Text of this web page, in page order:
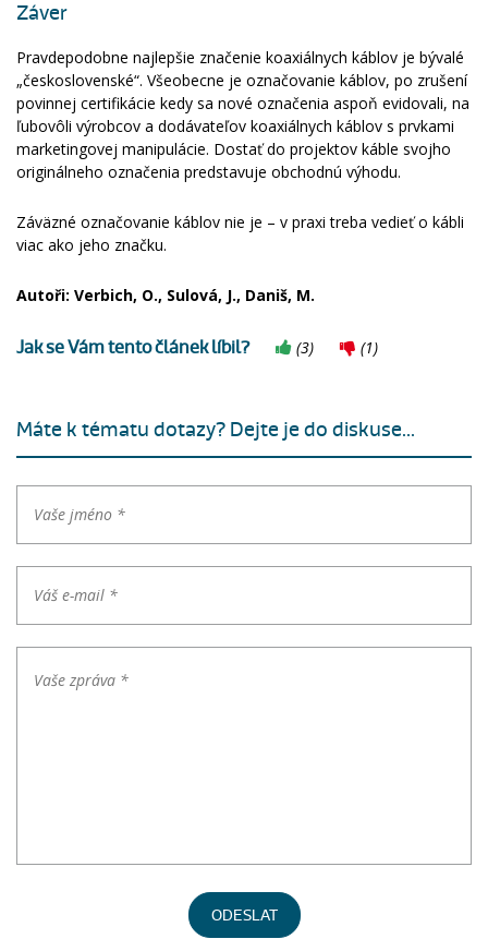
Záver
Pravdepodobne najlepšie značenie koaxiálnych káblov je bývalé
„československé“. Všeobecne je označovanie káblov, po zrušení
povinnej certifikácie kedy sa nové označenia aspoň evidovali, na
ľubovôli výrobcov a dodávateľov koaxiálnych káblov s prvkami
marketingovej manipulácie. Dostať do projektov káble svojho
originálneho označenia predstavuje obchodnú výhodu.
Záväzné označovanie káblov nie je – v praxi treba vedieť o kábli
viac ako jeho značku.
Autoři: Verbich, O., Sulová, J., Daniš, M.
Jak se Vám tento článek líbil? (3) (1)
Máte k tématu dotazy? Dejte je do diskuse...
ODESLAT